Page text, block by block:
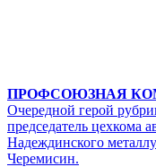
ПРОФСОЮЗНАЯ
Очередной герой
председатель цехкома
Надеждинского
Черемисин.